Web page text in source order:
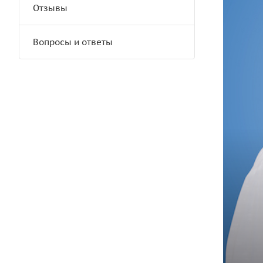
Отзывы
Вопросы и ответы